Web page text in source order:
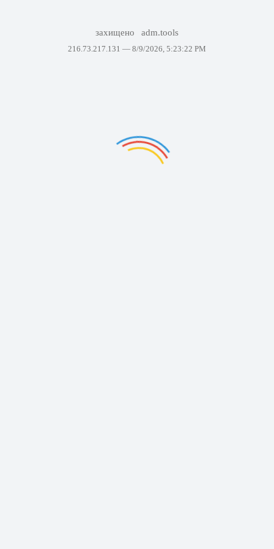
захищено adm.tools
216.73.217.131 — 8/9/2026, 5:23:22 PM